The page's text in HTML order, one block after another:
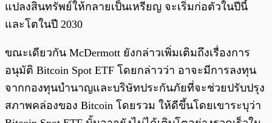
แปลงสินทรัพย์ให้กลายเป็นเหรียญ จะเริ่มก่อตัวในปีนี้
และโตในปี 2030
ขณะเดียวกัน McDermott ยังกล่าวเพิ่มเติมถึงเรื่องการ
อนุมัติ Bitcoin Spot ETF โดยกล่าวว่า อาจะมีการลงทุน
จากกองทุนบำนาญและบริษัทประกันภัยที่จะช่วยปรับปรุง
สภาพคล่องของ Bitcoin โดยรวม ให้ดีขึ้นโดยเขาระบุว่า